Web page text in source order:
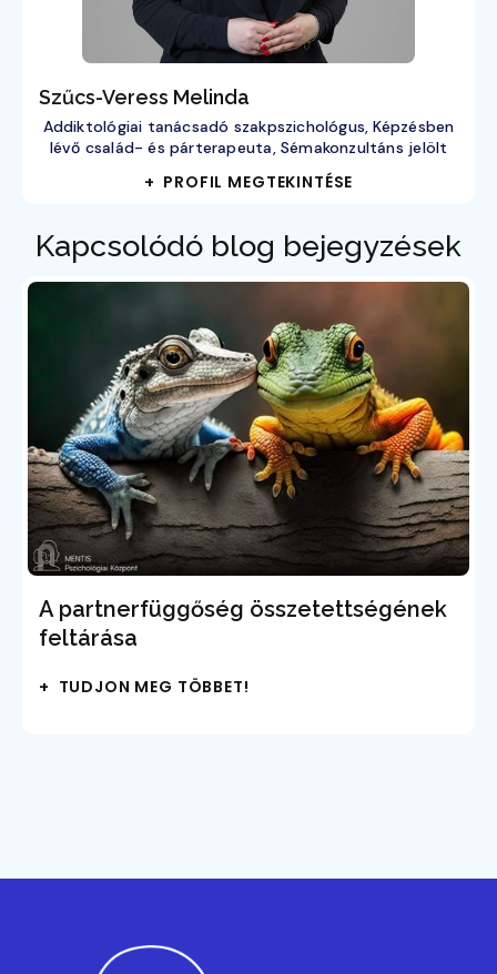
Szűcs-Veress Melinda
Addiktológiai tanácsadó szakpszichológus, Képzésben
lévő család- és párterapeuta, Sémakonzultáns jelölt
+ PROFIL MEGTEKINTÉSE
Kapcsolódó blog bejegyzések
A partnerfüggőség összetettségének
feltárása
+ TUDJON MEG TÖBBET!